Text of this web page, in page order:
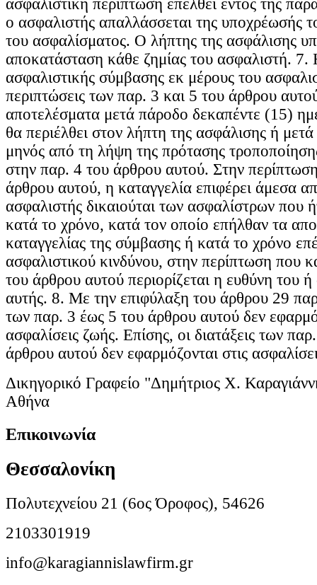
ασφαλιστική περίπτωση επέλθει εντός της
ο ασφαλιστής απαλλάσσεται της υποχρέωσής
του ασφαλίσματος. Ο λήπτης της ασφάλισης
αποκατάσταση κάθε ζημίας του ασφαλιστή. 7.
ασφαλιστικής σύμβασης εκ μέρους του
περιπτώσεις των παρ. 3 και 5 του άρθρου
αποτελέσματα μετά πάροδο δεκαπέντε (15)
θα περιέλθει στον λήπτη της ασφάλισης ή
μηνός από τη λήψη της πρότασης
στην παρ. 4 του άρθρου αυτού. Στην
άρθρου αυτού, η καταγγελία επιφέρει άμεσα
ασφαλιστής δικαιούται των ασφαλίστρων που
κατά το χρόνο, κατά τον οποίο επήλθαν τα
καταγγελίας της σύμβασης ή κατά το χρόνο
ασφαλιστικού κινδύνου, στην περίπτωση που
του άρθρου αυτού περιορίζεται η ευθύνη του
αυτής. 8. Με την επιφύλαξη του άρθρου 29
των παρ. 3 έως 5 του άρθρου αυτού δεν
ασφαλίσεις ζωής. Επίσης, οι διατάξεις των
άρθρου αυτού δεν εφαρμόζονται στις
Δικηγορικό Γραφείο "Δημήτριος Χ.
Αθήνα
Επικοινωνία
Θεσσαλονίκη
Πολυτεχνείου 21 (6ος Όροφος), 54626
2103301919
info@karagiannislawfirm.gr